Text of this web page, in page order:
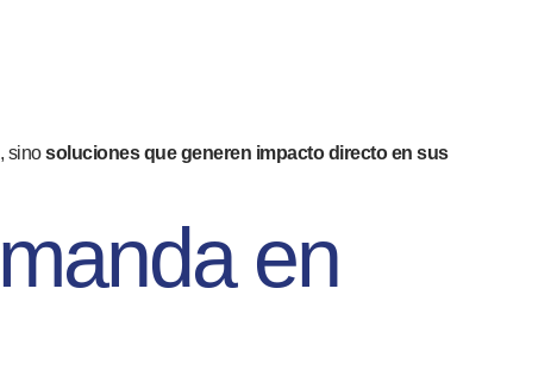
sinosoluciones que generen impacto directo en sus
en